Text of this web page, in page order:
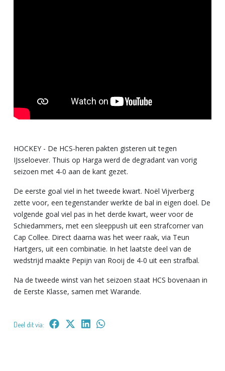
HOCKEY - De HCS-heren pakten gisteren uit tegen
IJsseloever. Thuis op Harga werd de degradant van vorig
seizoen met 4-0 aan de kant gezet.
De eerste goal viel in het tweede kwart. Noël Vijverberg
zette voor, een tegenstander werkte de bal in eigen doel. De
volgende goal viel pas in het derde kwart, weer voor de
Schiedammers, met een sleeppush uit een strafcorner van
Cap Collee. Direct daarna was het weer raak, via Teun
Hartgers, uit een combinatie. In het laatste deel van de
wedstrijd maakte Pepijn van Rooij de 4-0 uit een strafbal.
Na de tweede winst van het seizoen staat HCS bovenaan in
de Eerste Klasse, samen met Warande.
Deel dit via: